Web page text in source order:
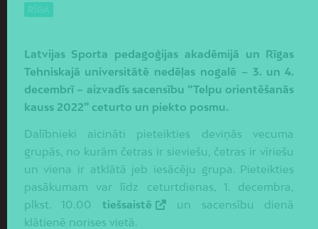
RĪGA
Latvijas Sporta pedagoģijas akadēmijā un Rīgas
Tehniskajā universitātē nedēļas nogalē – 3. un 4.
decembrī – aizvadīs sacensību “Telpu orientēšanās
kauss 2022” ceturto un piekto posmu.
Dalībnieki aicināti pieteikties deviņās vecuma
grupās, no kurām četras ir sieviešu, četras ir vīriešu
un viena ir atklātā jeb iesācēju grupa. Pieteikties
pasākumam var līdz ceturtdienas, 1. decembra,
plkst. 10.00tiešsaistē
un sacensību dienā
klātienē norises vietā.